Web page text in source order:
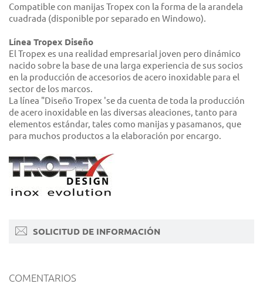
Compatible con manijas Tropex con la forma de la arandela
cuadrada (disponible por separado en Windowo).
Línea Tropex Diseño
El Tropex es una realidad empresarial joven pero dinámico
nacido sobre la base de una larga experiencia de sus socios
en la producción de accesorios de acero inoxidable para el
sector de los marcos.
La línea "Diseño Tropex 'se da cuenta de toda la producción
de acero inoxidable en las diversas aleaciones, tanto para
elementos estándar, tales como manijas y pasamanos, que
para muchos productos a la elaboración por encargo.
SOLICITUD DE INFORMACIÓN
COMENTARIOS